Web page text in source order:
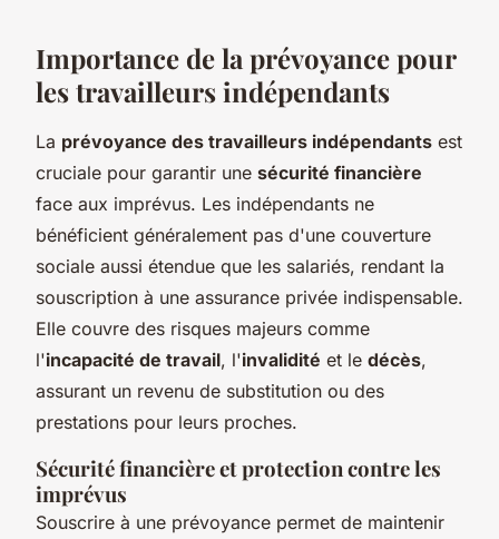
Importance de la prévoyance pour
les travailleurs indépendants
La prévoyance des travailleurs indépendants est
cruciale pour garantir une sécurité financière
face aux imprévus. Les indépendants ne
bénéficient généralement pas d'une couverture
sociale aussi étendue que les salariés, rendant la
souscription à une assurance privée indispensable.
Elle couvre des risques majeurs comme
l'incapacité de travail, l'invalidité et le décès,
assurant un revenu de substitution ou des
prestations pour leurs proches.
Sécurité financière et protection contre les
imprévus
Souscrire à une prévoyance permet de maintenir